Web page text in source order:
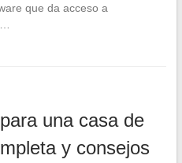
que da acceso a
una casa de
y consejos